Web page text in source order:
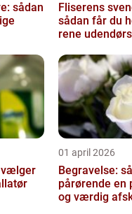
sådan
Fliserens
sådan får du
rene
01 april 2026
Begravelse:
pårørende en
og værdig